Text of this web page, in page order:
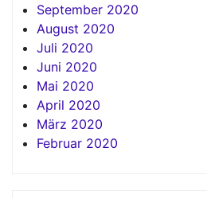
September 2020
August 2020
Juli 2020
Juni 2020
Mai 2020
April 2020
März 2020
Februar 2020